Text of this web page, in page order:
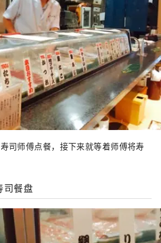
司师傅点餐，接下来就等着师傅将寿
餐盘